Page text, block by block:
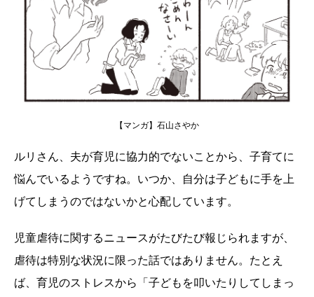
【マンガ】石山さやか
ルリさん、夫が育児に協力的でないことから、子育てに
悩んでいるようですね。いつか、自分は子どもに手を上
げてしまうのではないかと心配しています。
児童虐待に関するニュースがたびたび報じられますが、
虐待は特別な状況に限った話ではありません。たとえ
ば、育児のストレスから「子どもを叩いたりしてしまっ